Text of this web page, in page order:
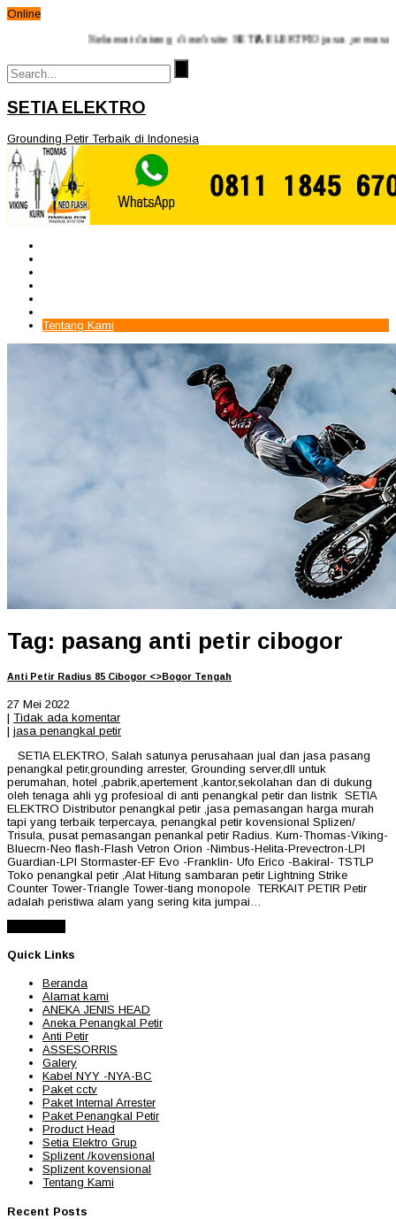
Online
Selamat datang di website SETIA ELEKTRO jasa pemasangan
SETIA ELEKTRO
Grounding Petir Terbaik di Indonesia
Tentang Kami
Tag: pasang anti petir cibogor
Anti Petir Radius 85 Cibogor <>Bogor Tengah
27 Mei 2022
| Tidak ada komentar
| jasa penangkal petir
SETIA ELEKTRO, Salah satunya perusahaan jual dan jasa pasang
penangkal petir,grounding arrester, Grounding server,dll untuk
perumahan, hotel ,pabrik,apertement ,kantor,sekolahan dan di dukung
oleh tenaga ahli yg profesioal di anti penangkal petir dan listrik SETIA
ELEKTRO Distributor penangkal petir ,jasa pemasangan harga murah
tapi yang terbaik terpercaya, penangkal petir kovensional Splizen/
Trisula, pusat pemasangan penankal petir Radius. Kurn-Thomas-Viking-
Bluecrn-Neo flash-Flash Vetron Orion -Nimbus-Helita-Prevectron-LPI
Guardian-LPI Stormaster-EF Evo -Franklin- Ufo Erico -Bakiral- TSTLP
Toko penangkal petir ,Alat Hitung sambaran petir Lightning Strike
Counter Tower-Triangle Tower-tiang monopole TERKAIT PETIR Petir
adalah peristiwa alam yang sering kita jumpai…
Quick Links
Beranda
Alamat kami
ANEKA JENIS HEAD
Aneka Penangkal Petir
Anti Petir
ASSESORRIS
Galery
Kabel NYY -NYA-BC
Paket cctv
Paket Internal Arrester
Paket Penangkal Petir
Product Head
Setia Elektro Grup
Splizent /kovensional
Splizent kovensional
Tentang Kami
Recent Posts